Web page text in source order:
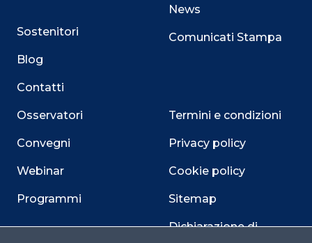
Sostenitori
Blog
Contatti
Osservatori
Convegni
Webinar
Programmi
News
Comunicati Stampa
Termini e condizioni
Privacy policy
Cookie policy
Sitemap
Dichiarazione di